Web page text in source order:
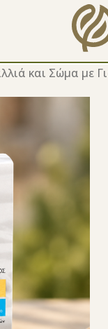
και Σώμα με